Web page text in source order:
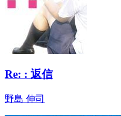
Re: : 返信
野島 伸司